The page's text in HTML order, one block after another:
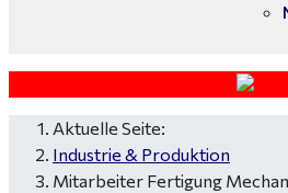
Aktuelle Seite:
Industrie & Produktion
Mitarbeiter Fertigung